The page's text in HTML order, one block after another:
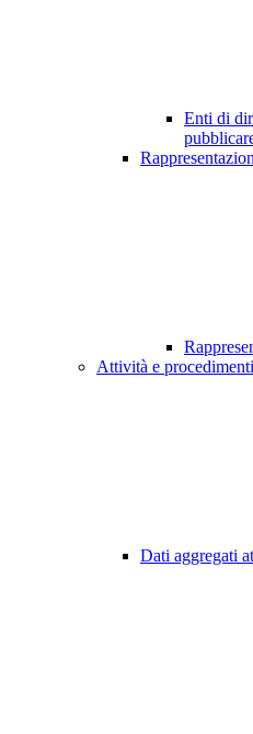
Enti di
Attività e procedimenti
Dati aggregati